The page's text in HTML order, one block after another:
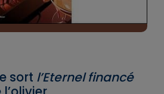
sort l’Eternel financé